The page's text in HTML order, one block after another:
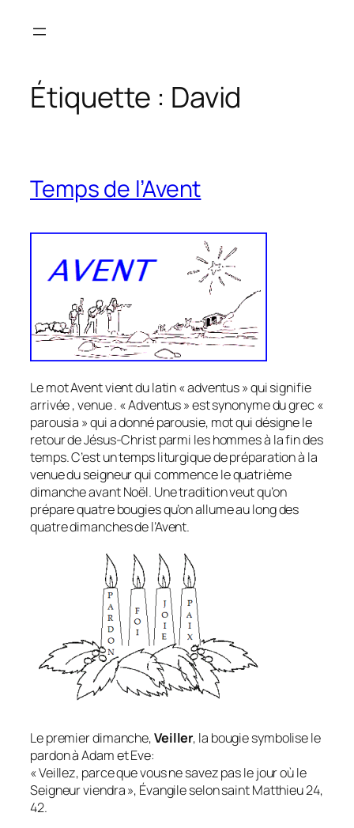
Étiquette : David
Temps de l’Avent
Le mot Avent vient du latin « adventus » qui signifie
arrivée , venue . « Adventus » est synonyme du grec «
parousia » qui a donné parousie, mot qui désigne le
retour de Jésus-Christ parmi les hommes à la fin des
temps. C’est un temps liturgique de préparation à la
venue du seigneur qui commence le quatrième
dimanche avant Noël. Une tradition veut qu’on
prépare quatre bougies qu’on allume au long des
quatre dimanches de l’Avent.
Le premier dimanche,Veiller, la bougie symbolise le
pardon à Adam et Eve:
« Veillez, parce que vous ne savez pas le jour où le
Seigneur viendra », Évangile selon saint Matthieu 24,
42.